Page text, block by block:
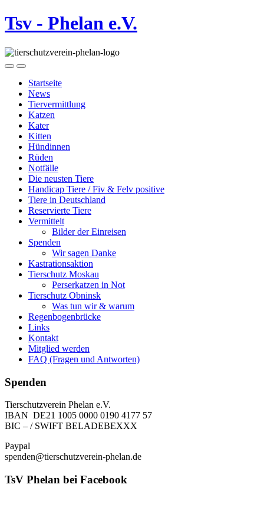
Tsv - Phelan e.V.
Startseite
News
Tiervermittlung
Katzen
Kater
Kitten
Hündinnen
Rüden
Notfälle
Die neusten Tiere
Handicap Tiere / Fiv & Felv positive
Tiere in Deutschland
Reservierte Tiere
Vermittelt
Bilder der Einreisen
Spenden
Wir sagen Danke
Kastrationsaktion
Tierschutz Moskau
Perserkatzen in Not
Tierschutz Obninsk
Was tun wir & warum
Regenbogenbrücke
Links
Kontakt
Mitglied werden
FAQ (Fragen und Antworten)
Spenden
Tierschutzverein Phelan e.V.
IBAN DE21 1005 0000 0190 4177 57
BIC – / SWIFT BELADEBEXXX
Paypal
spenden@tierschutzverein-phelan.de
TsV Phelan bei Facebook